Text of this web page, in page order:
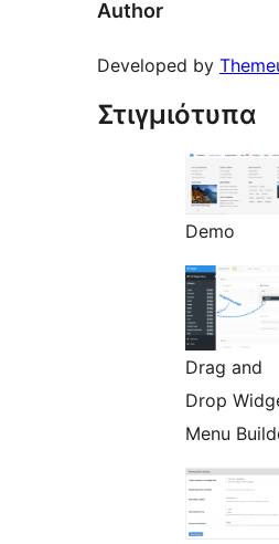
Author
Developed by
Στιγμιότυπα
Demo
Drag and
Drop
Menu